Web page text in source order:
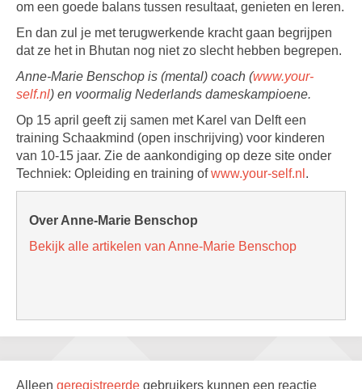
om een goede balans tussen resultaat, genieten en leren.
En dan zul je met terugwerkende kracht gaan begrijpen
dat ze het in Bhutan nog niet zo slecht hebben begrepen.
Anne-Marie Benschop is (mental) coach (www.your-
self.nl) en voormalig Nederlands dameskampioene.
Op 15 april geeft zij samen met Karel van Delft een
training Schaakmind (open inschrijving) voor kinderen
van 10-15 jaar. Zie de aankondiging op deze site onder
Techniek: Opleiding en training ofwww.your-self.nl .
Over Anne-Marie Benschop
Bekijk alle artikelen van Anne-Marie Benschop
Alleen geregistreerde gebruikers kunnen een reactie